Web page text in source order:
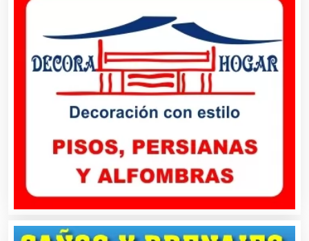
Artículos Publicitarios
Aseguradoras
Asesores Técnicos